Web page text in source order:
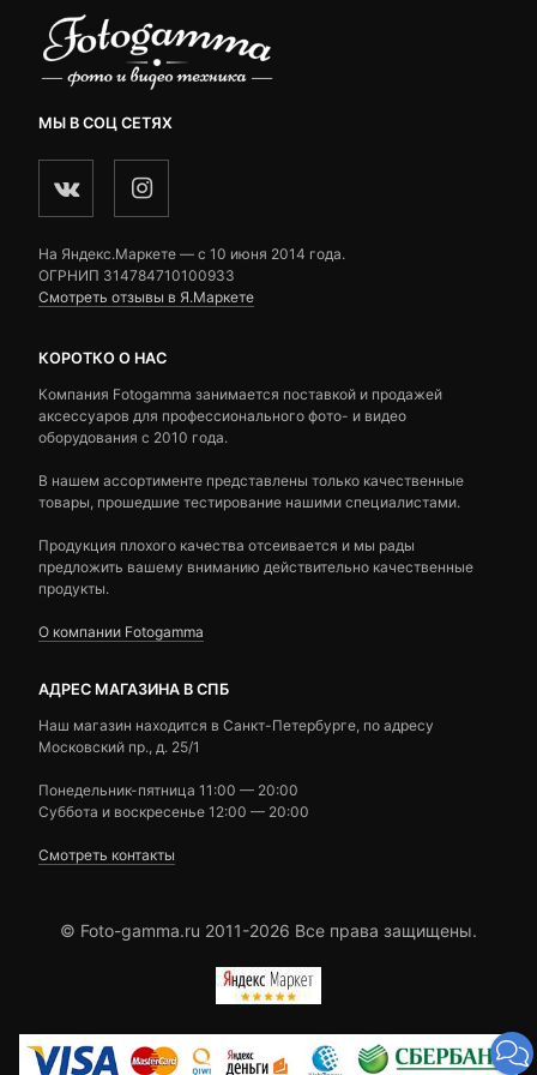
МЫ В СОЦ СЕТЯХ
На Яндекс.Маркете — c 10 июня 2014 года.
ОГРНИП 314784710100933
Смотреть отзывы в Я.Маркете
КОРОТКО О НАС
Компания Fotogamma занимается поставкой и продажей
аксессуаров для профессионального фото- и видео
оборудования с 2010 года.
В нашем ассортименте представлены только качественные
товары, прошедшие тестирование нашими специалистами.
Продукция плохого качества отсеивается и мы рады
предложить вашему вниманию действительно качественные
продукты.
О компании Fotogamma
АДРЕС МАГАЗИНА В СПБ
Наш магазин находится в Санкт-Петербурге, по адресу
Московский пр., д. 25/1
Понедельник-пятница 11:00 — 20:00
Суббота и воскресенье 12:00 — 20:00
Смотреть контакты
© Foto-gamma.ru 2011-2026 Все права защищены.